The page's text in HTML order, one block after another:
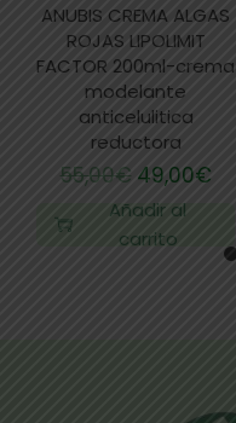
ANUBIS CREMA ALGAS
ROJAS LIPOLIMIT
FACTOR 200ml-crema
modelante
anticelulitica
reductora
55,00€ 49,00€
Añadir al
carrito